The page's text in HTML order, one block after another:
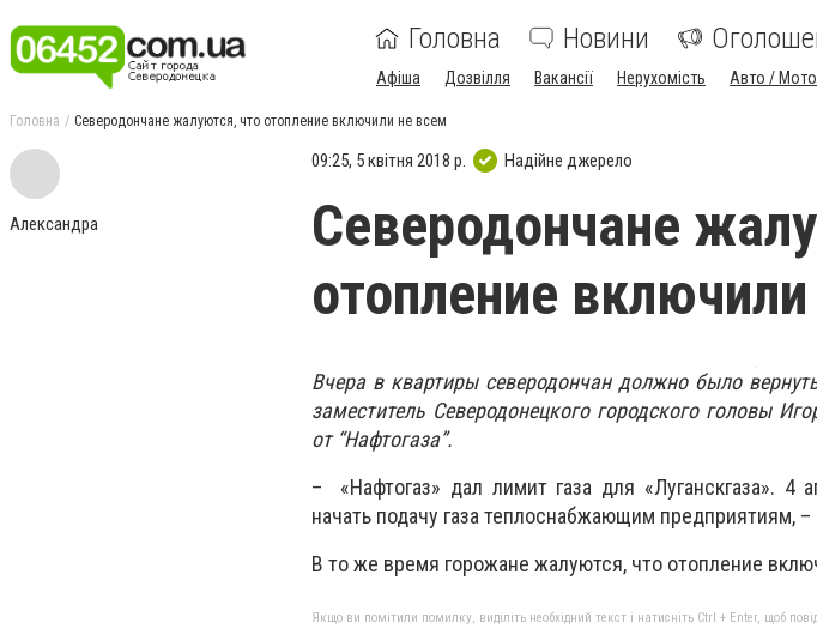
Головна Новини
Афіша Дозвілля Вакансії Нерухомість Авто / Мото
Головна Северодончане жалуются, что отопление включили не всем
Александра
09:25, 5 квітня 2018 р. Надійне джерело
Северодончане
отопление
Вчера в квартиры северодончан должно было
заместитель Северодонецкого городского головы
от “Нафтогаза”.
– «Нафтогаз» дал лимит газа для «Луганскгаза». 4
начать подачу газа теплоснабжающим предприятиям, –
В то же время горожане жалуются, что отопление
Якщо ви помітили помилку, виділіть необхідний текст і натисніть Ctrl + Enter, щоб